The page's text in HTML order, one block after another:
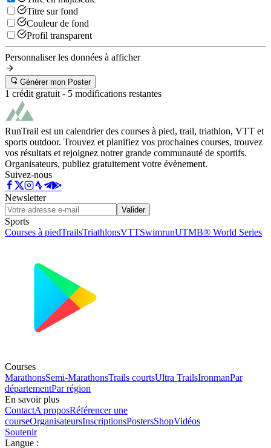
Titre sur fond
Couleur de fond
Profil transparent
Personnaliser les données à afficher
Générer mon Poster
1 crédit gratuit - 5 modifications restantes
RunTrail est un calendrier des courses à pied, trail, triathlon, VTT et
sports outdoor. Trouvez et planifiez vos prochaines courses, trouvez
vos résultats et rejoignez notrer grande communauté de sportifs.
Organisateurs, publiez gratuitement votre évènement.
Suivez-nous
Newsletter
Valider
Sports
Courses à piedTrailsTriathlonsVTTSwimrunUTMB® World Series
Courses
MarathonsSemi-MarathonsTrails courtsUltra TrailsIronmanPar
départementPar région
En savoir plus
ContactA proposRéférencer une
courseOrganisateursInscriptionsPostersShopVidéos
Soutenir
Langue :